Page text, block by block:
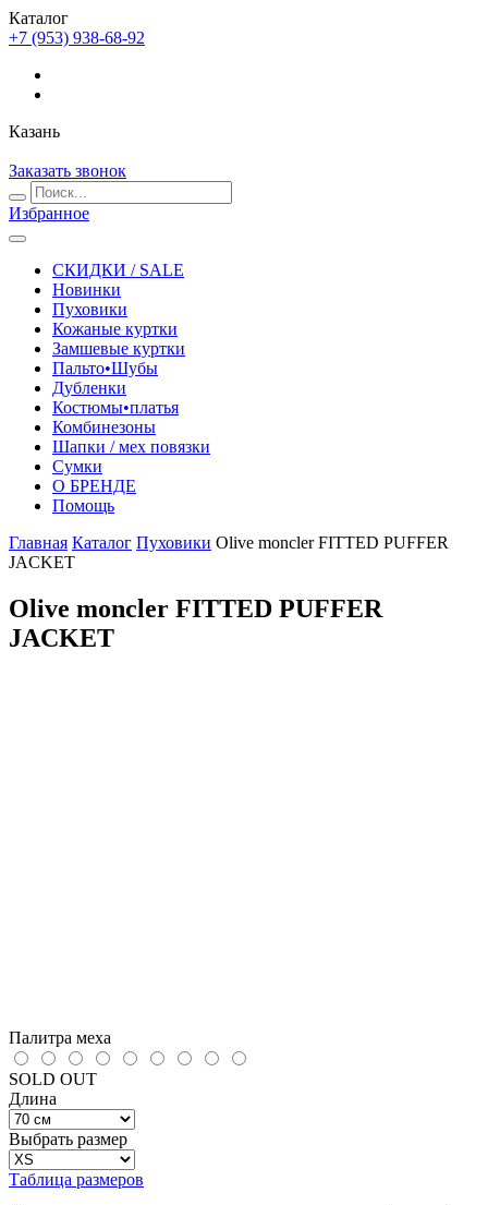
Каталог
+7 (953) 938-68-92
Казань
Заказать звонок
Избранное
СКИДКИ / SALE
Новинки
Пуховики
Кожаные куртки
Замшевые куртки
Пальто•Шубы
Дубленки
Костюмы•платья
Комбинезоны
Шапки / мех повязки
Сумки
О БРЕНДЕ
Помощь
Главная Каталог Пуховики Olive moncler FITTED PUFFER
JACKET
Olive moncler FITTED PUFFER
JACKET
Палитра меха
SOLD OUT
Длина
Выбрать размер
Таблица размеров